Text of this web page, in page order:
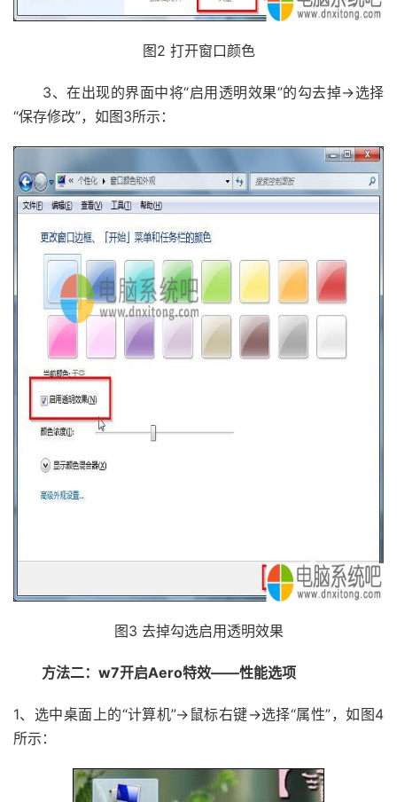
图2 打开窗口颜色
3、在出现的界面中将“启用透明效果”的勾去掉→选择
“保存修改”，如图3所示：
图3 去掉勾选启用透明效果
方法二：w7开启Aero特效——性能选项
1、选中桌面上的“计算机”→鼠标右键→选择“属性”，如图4
所示：